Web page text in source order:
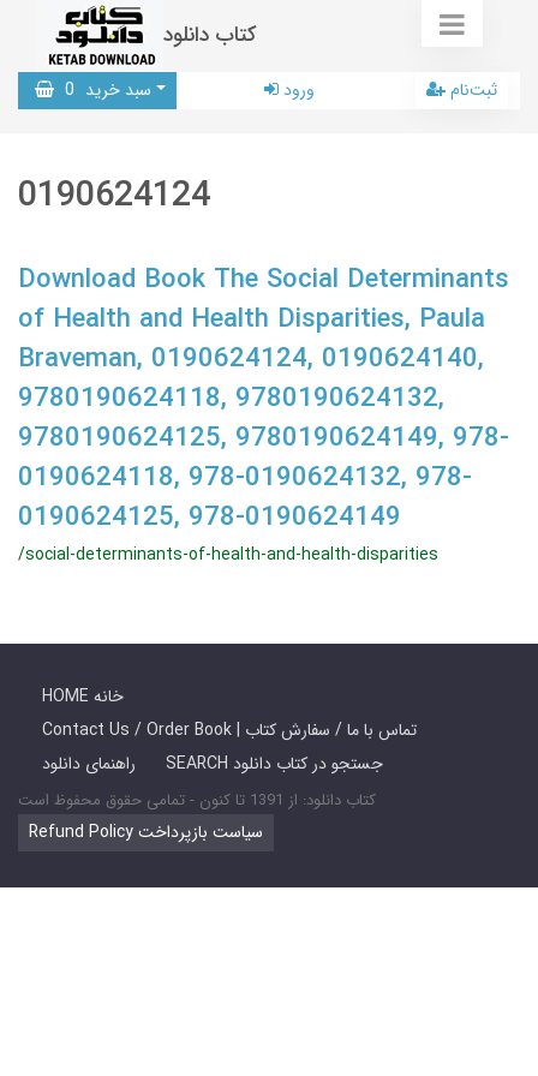
کتاب دانلود
سبد خرید 0 ورود ثبت‌نام
0190624124
Download Book The Social Determinants
of Health and Health Disparities, Paula
Braveman, 0190624124, 0190624140,
9780190624118, 9780190624132,
9780190624125, 9780190624149, 978-
0190624118, 978-0190624132, 978-
0190624125, 978-0190624149
/social-determinants-of-health-and-health-disparities
HOME خانه
Contact Us / Order Book | تماس با ما / سفارش کتاب
راهنمای دانلود
SEARCH جستجو در کتاب دانلود
کتاب دانلود: از 1391 تا کنون - تمامی حقوق محفوظ است
Refund Policy سیاست بازپرداخت